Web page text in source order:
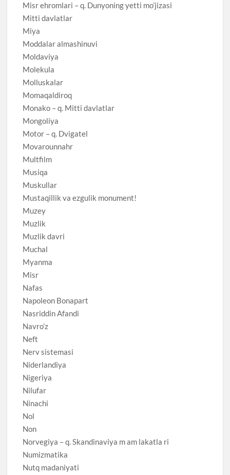
Misr ehromlari – q. Dunyoning yetti mo’jizasi
Mitti davlatlar
Miya
Moddalar almashinuvi
Moldaviya
Molekula
Molluskalar
Momaqaldiroq
Monako – q. Mitti davlatlar
Mongoliya
Motor – q. Dvigatel
Movarounnahr
Multfilm
Musiqa
Muskullar
Mustaqillik va ezgulik monument!
Muzey
Muzlik
Muzlik davri
Muchal
Myanma
Misr
Nafas
Napoleon Bonapart
Nasriddin Afandi
Navro’z
Neft
Nerv sistemasi
Niderlandiya
Nigeriya
Nilufar
Ninachi
Nol
Non
Norvegiya – q. Skandinaviya m am lakatla ri
Numizmatika
Nutq madaniyati